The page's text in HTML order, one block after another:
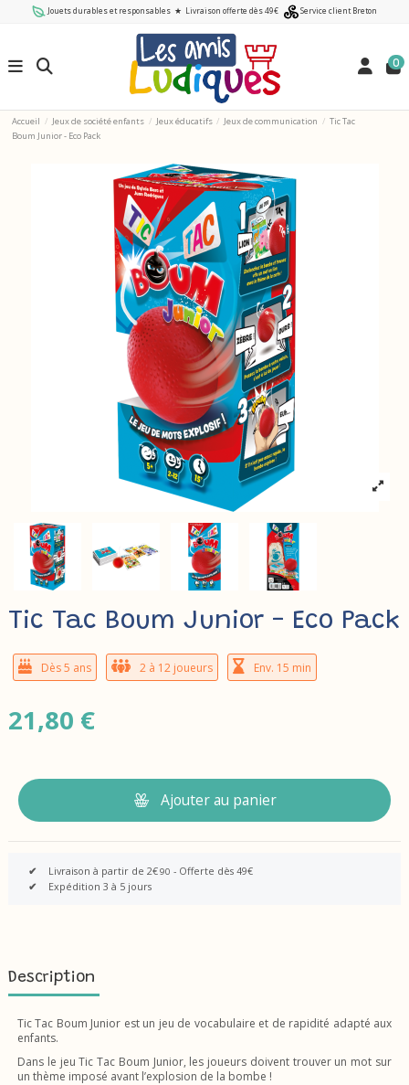
Jouets durables et responsables ★ Livraison offerte dès 49€ Service client Breton
0
Accueil Jeux de société enfants Jeux éducatifs Jeux de communication
Tic Tac
Boum Junior - Eco Pack
Tic Tac Boum Junior - Eco Pack
Dès 5 ans 2 à 12 joueurs Env. 15 min
21,80 €
Ajouter au panier
✔ Livraison à partir de 2€90 - Offerte dès 49€
✔
Expédition 3 à 5 jours
Description
Tic Tac Boum Junior est un jeu de vocabulaire et de rapidité adapté aux
enfants.
Dans le jeu Tic Tac Boum Junior, les joueurs doivent trouver un mot sur
un thème imposé avant l’explosion de la bombe !